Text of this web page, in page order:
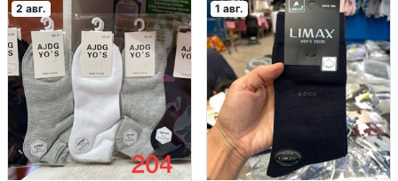
2 авг. 1 авг.